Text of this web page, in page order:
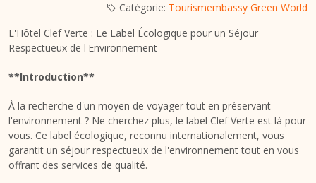
Catégorie: Tourismembassy Green World
L'Hôtel Clef Verte : Le Label Écologique pour un Séjour
Respectueux de l'Environnement
**Introduction**
À la recherche d'un moyen de voyager tout en préservant
l'environnement ? Ne cherchez plus, le label Clef Verte est là pour
vous. Ce label écologique, reconnu internationalement, vous
garantit un séjour respectueux de l'environnement tout en vous
offrant des services de qualité.